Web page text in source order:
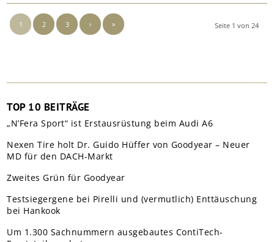
Seite 1 von 24
1 2 3 › »
TOP 10 BEITRÄGE
„N’Fera Sport“ ist Erstausrüstung beim Audi A6
Nexen Tire holt Dr. Guido Hüffer von Goodyear – Neuer
MD für den DACH-Markt
Zweites Grün für Goodyear
Testsiegergene bei Pirelli und (vermutlich) Enttäuschung
bei Hankook
Um 1.300 Sachnummern ausgebautes ContiTech-